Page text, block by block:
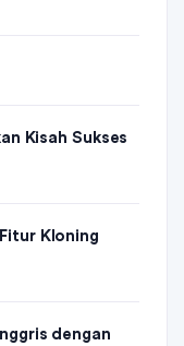
Kisah Sukses
Kloning
dengan